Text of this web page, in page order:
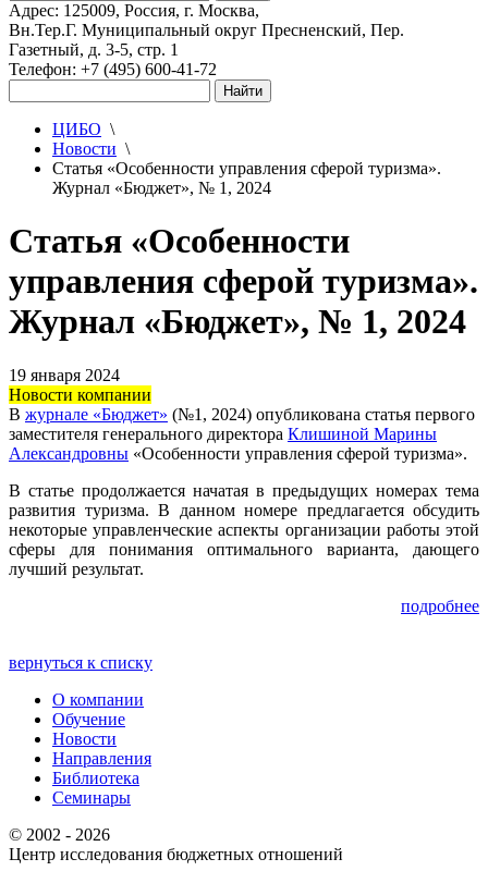
Адрес: 125009, Россия, г. Москва,
Вн.Тер.Г. Муниципальный округ Пресненский, Пер.
Газетный, д. 3-5, стр. 1
Телефон: +7 (495) 600-41-72
ЦИБО \
Новости \
Статья «Особенности управления сферой туризма».
Журнал «Бюджет», № 1, 2024
Статья «Особенности
управления сферой туризма».
Журнал «Бюджет», № 1, 2024
19 января 2024
Новости компании
В журнале «Бюджет» (№1, 2024) опубликована статья первого
заместителя генерального директора Клишиной Марины
Александровны «Особенности управления сферой туризма».
В статье продолжается начатая в предыдущих номерах тема
развития туризма. В данном номере предлагается обсудить
некоторые управленческие аспекты организации работы этой
сферы для понимания оптимального варианта, дающего
лучший результат.
подробнее
вернуться к списку
О компании
Обучение
Новости
Направления
Библиотека
Семинары
© 2002 - 2026
Центр иcследования бюджетных отношений